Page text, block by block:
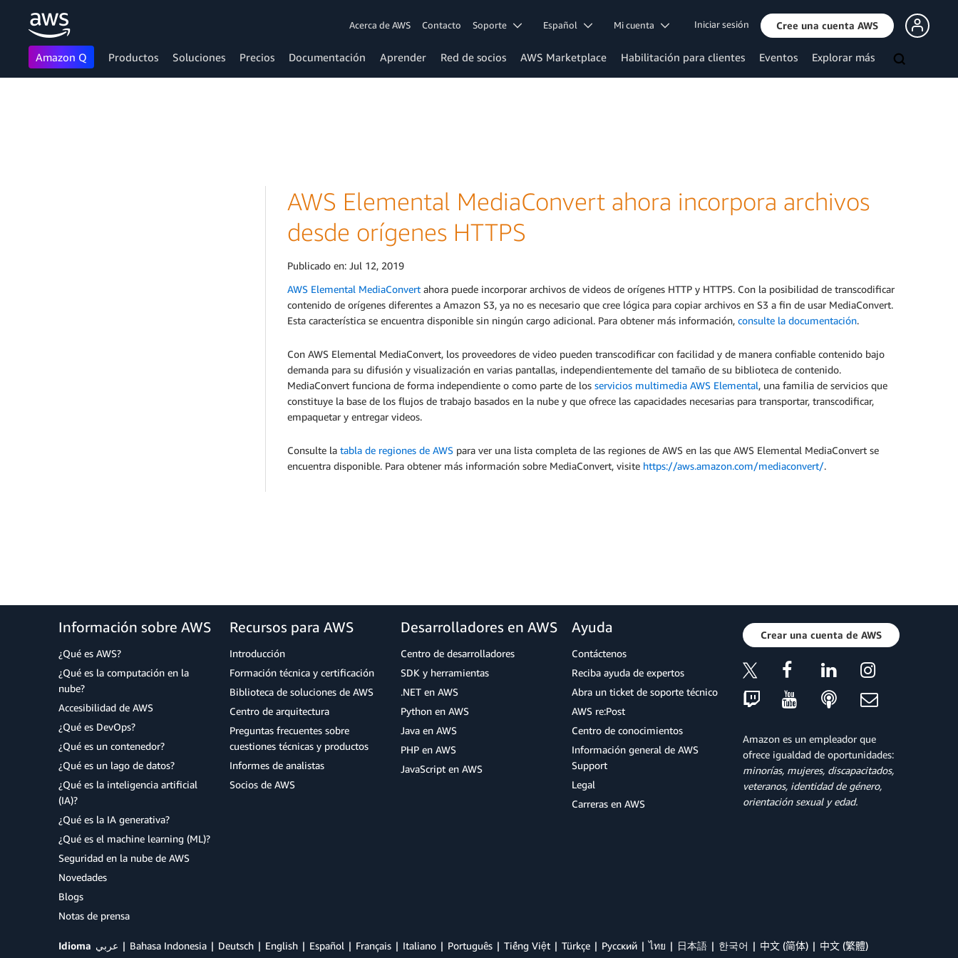
Acerca de AWS Contacto Soporte Español Mi cuenta Iniciar sesión Cree una cuenta AWS
Amazon Q Productos Soluciones Precios Documentación Aprender Red de socios AWS Marketplace Habilitación para clientes Eventos Explorar más
AWS Elemental MediaConvert ahora incorpora archivos
desde orígenes HTTPS
Publicado en: Jul 12, 2019
AWS Elemental MediaConvert ahora puede incorporar archivos de videos de orígenes HTTP y HTTPS. Con la posibilidad de transcodificar
contenido de orígenes diferentes a Amazon S3, ya no es necesario que cree lógica para copiar archivos en S3 a fin de usar MediaConvert.
Esta característica se encuentra disponible sin ningún cargo adicional. Para obtener más información, consulte la documentación.
Con AWS Elemental MediaConvert, los proveedores de video pueden transcodificar con facilidad y de manera confiable contenido bajo
demanda para su difusión y visualización en varias pantallas, independientemente del tamaño de su biblioteca de contenido.
MediaConvert funciona de forma independiente o como parte de los servicios multimedia AWS Elemental, una familia de servicios que
constituye la base de los flujos de trabajo basados en la nube y que ofrece las capacidades necesarias para transportar, transcodificar,
empaquetar y entregar videos.
Consulte la tabla de regiones de AWS para ver una lista completa de las regiones de AWS en las que AWS Elemental MediaConvert se
encuentra disponible. Para obtener más información sobre MediaConvert, visite https://aws.amazon.com/mediaconvert/.
Información sobre AWS
¿Qué es AWS?
¿Qué es la computación en la
nube?
Accesibilidad de AWS
¿Qué es DevOps?
¿Qué es un contenedor?
¿Qué es un lago de datos?
¿Qué es la inteligencia artificial
(IA)?
¿Qué es la IA generativa?
¿Qué es el machine learning (ML)?
Seguridad en la nube de AWS
Novedades
Blogs
Notas de prensa
Recursos para AWS
Introducción
Formación técnica y certificación
Biblioteca de soluciones de AWS
Centro de arquitectura
Preguntas frecuentes sobre
cuestiones técnicas y productos
Informes de analistas
Socios de AWS
Desarrolladores en AWS
Centro de desarrolladores
SDK y herramientas
.NET en AWS
Python en AWS
Java en AWS
PHP en AWS
JavaScript en AWS
Ayuda
Contáctenos
Reciba ayuda de expertos
Abra un ticket de soporte técnico
AWS re:Post
Centro de conocimientos
Información general de AWS
Support
Legal
Carreras en AWS
Crear una cuenta de AWS
Amazon es un empleador que
ofrece igualdad de oportunidades:
minorías, mujeres, discapacitados,
veteranos, identidad de género,
orientación sexual y edad.
Idioma عربي Bahasa Indonesia Deutsch English Español Français Italiano Português Tiếng Việt Türkçe Ρусский ไทย 日本語 한국어 中文 (简体) 中文 (繁體)